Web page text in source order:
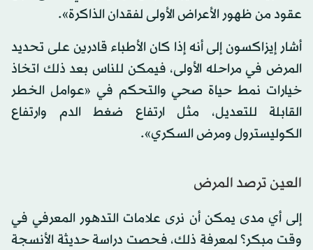
عقود من ظهور الأعراض الأولى لفقدان الذاكرة».
أشار إيزاكسون إلى أنه إذا كان الأطباء قادرين على تحديد
المرض في مراحله الأولى، فيمكن للناس بعد ذلك اتخاذ
خيارات نمط حياة صحي والتحكم في «عوامل الخطر
القابلة للتعديل، مثل ارتفاع ضغط الدم وارتفاع
الكوليسترول ومرض السكري».
العين ترصد المرض
إلى أي مدى يمكن أن نرى علامات التدهور المعرفي في
وقت مبكر؟ لمعرفة ذلك، فحصت دراسة حديثة الأنسجة